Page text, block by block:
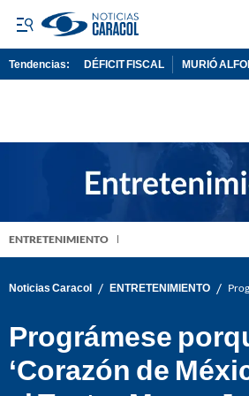
Tendencias: DÉFICIT FISCAL MURIÓ
ENTRETENIMIENTO
Noticias Caracol / ENTRETENIMIENTO /
Prográmese
‘Corazón de